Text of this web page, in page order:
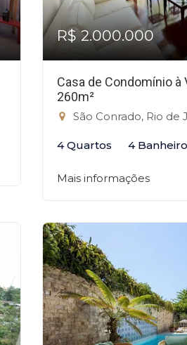
R$ 2.000.000
Casa de Condomínio
260m²
São Conrado, Rio de
4 Quartos 4
Mais informações